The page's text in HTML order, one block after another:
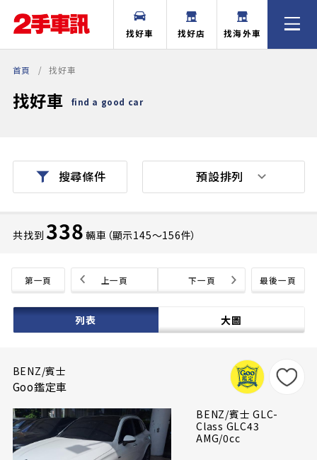
找好車 找好店 找海外車
首頁 找好車
找好車 find a good car
搜尋條件
共找到 338 輛車（顯示145〜156件）
第一頁 最後一頁
上一頁 下一頁
列表 大圖
預設排列
BENZ/賓士
Goo鑑定車
BENZ/賓士 GLC-
Class GLC43
AMG/0cc